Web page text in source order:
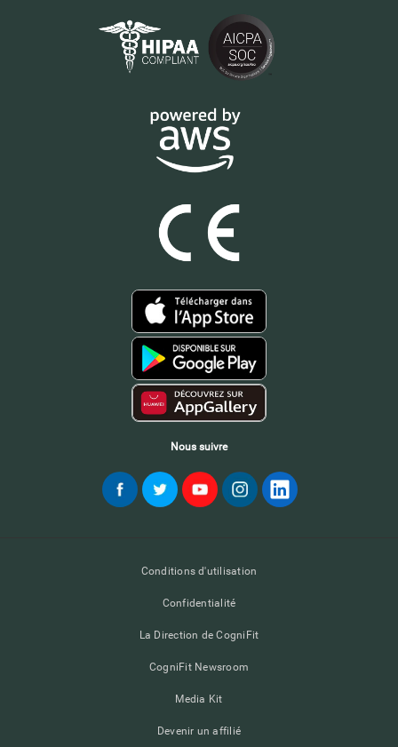
Nous suivre
Conditions d'utilisation
Confidentialité
La Direction de CogniFit
CogniFit Newsroom
Media Kit
Devenir un affilié